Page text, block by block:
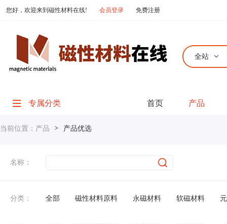
您好，欢迎来到磁性材料在线! 会员登录 免费注册
全站
专属分类 首页 产品
当前位置： 产品 > 产品优选
名称：
分类： 全部 磁性材料原料 永磁材料 软磁材料